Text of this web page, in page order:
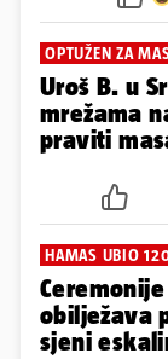
OPTUŽEN ZA
Uroš B. u Srbiji ubio 9
mrežama
praviti
HAMAS UBIO
obilježava
sjeni